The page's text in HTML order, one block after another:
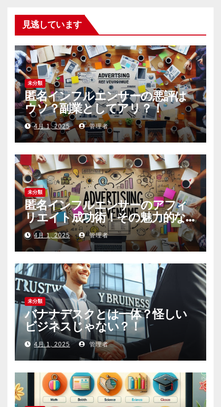
見逃しています
未分類
匿名インフルエンサーの悪評は
ウソ？副業としてアリ？！
4月 1, 2025 管理者
未分類
匿名インフルエンサーのアフィ
リエイト成功術！その魅力的な
内容の作り方とは
4月 1, 2025 管理者
未分類
バナナデスクとは一体？怪しい
ビジネスじゃない？！
4月 1, 2025 管理者